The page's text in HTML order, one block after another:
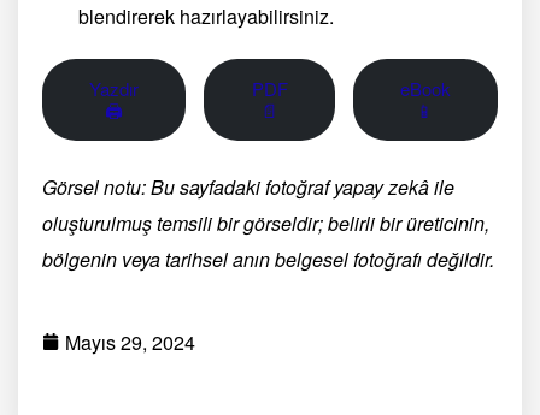
blendirerek hazırlayabilirsiniz.
Yazdır
🖨
PDF
📄
eBook
📱
Görsel notu: Bu sayfadaki fotoğraf yapay zekâ ile
oluşturulmuş temsili bir görseldir; belirli bir üreticinin,
bölgenin veya tarihsel anın belgesel fotoğrafı değildir.
Mayıs 29, 2024